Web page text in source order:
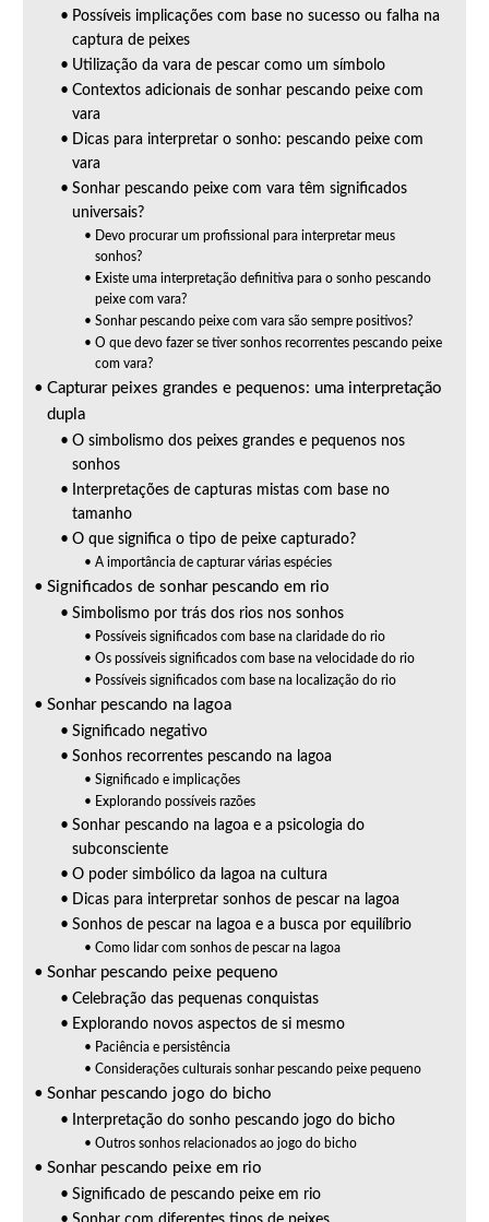
Possíveis implicações com base no sucesso ou falha na
captura de peixes
Utilização da vara de pescar como um símbolo
Contextos adicionais de sonhar pescando peixe com
vara
Dicas para interpretar o sonho: pescando peixe com
vara
Sonhar pescando peixe com vara têm significados
universais?
Devo procurar um profissional para interpretar meus
sonhos?
Existe uma interpretação definitiva para o sonho pescando
peixe com vara?
Sonhar pescando peixe com vara são sempre positivos?
O que devo fazer se tiver sonhos recorrentes pescando peixe
com vara?
Capturar peixes grandes e pequenos: uma interpretação
dupla
O simbolismo dos peixes grandes e pequenos nos
sonhos
Interpretações de capturas mistas com base no
tamanho
O que significa o tipo de peixe capturado?
A importância de capturar várias espécies
Significados de sonhar pescando em rio
Simbolismo por trás dos rios nos sonhos
Possíveis significados com base na claridade do rio
Os possíveis significados com base na velocidade do rio
Possíveis significados com base na localização do rio
Sonhar pescando na lagoa
Significado negativo
Sonhos recorrentes pescando na lagoa
Significado e implicações
Explorando possíveis razões
Sonhar pescando na lagoa e a psicologia do
subconsciente
O poder simbólico da lagoa na cultura
Dicas para interpretar sonhos de pescar na lagoa
Sonhos de pescar na lagoa e a busca por equilíbrio
Como lidar com sonhos de pescar na lagoa
Sonhar pescando peixe pequeno
Celebração das pequenas conquistas
Explorando novos aspectos de si mesmo
Paciência e persistência
Considerações culturais sonhar pescando peixe pequeno
Sonhar pescando jogo do bicho
Interpretação do sonho pescando jogo do bicho
Outros sonhos relacionados ao jogo do bicho
Sonhar pescando peixe em rio
Significado de pescando peixe em rio